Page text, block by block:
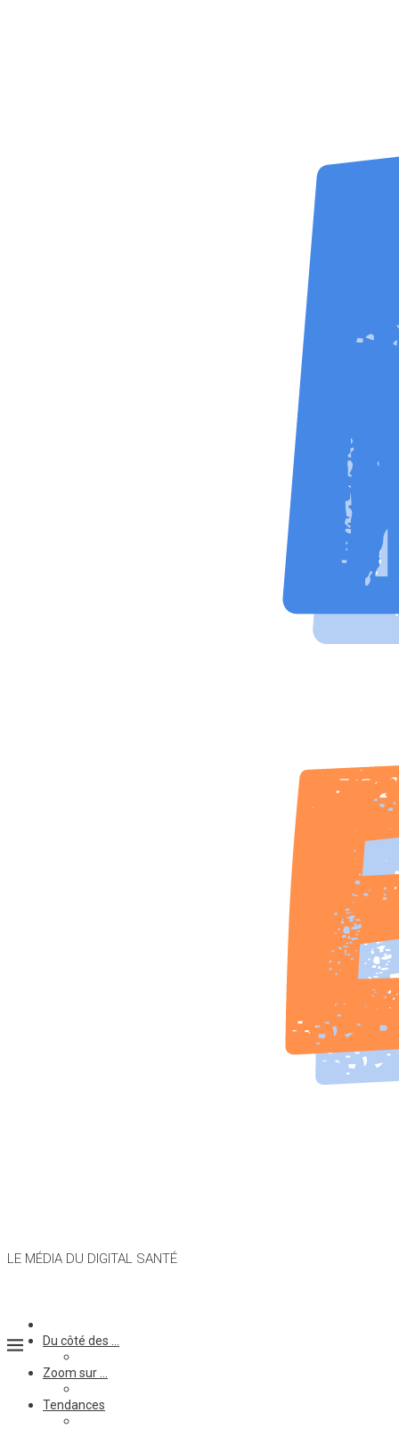
LE MÉDIA DU DIGITAL SANTÉ
Du côté des …
Zoom sur …
Tendances